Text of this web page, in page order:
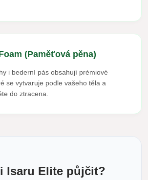
(Paměťová pěna)
i bederní pás obsahují prémiové
se vytvaruje podle vašeho těla a
do ztracena.
Isaru Elite půjčit?